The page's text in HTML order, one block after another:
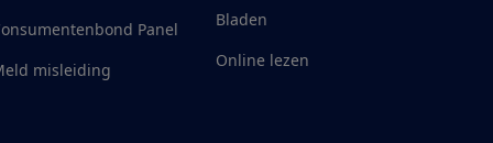
Panel
misleiding
Bladen
Online lezen